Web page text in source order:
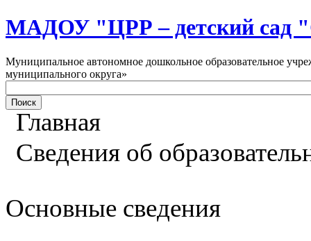
МАДОУ "ЦРР – детский
Муниципальное автономное дошкольное образовательное
муниципального округа»
Главная
Сведения об
Основные сведения